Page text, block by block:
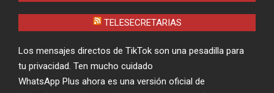
TELESECRETARIAS
Los mensajes directos de TikTok son una pesadilla para
tu privacidad. Ten mucho cuidado
WhatsApp Plus ahora es una versión oficial de